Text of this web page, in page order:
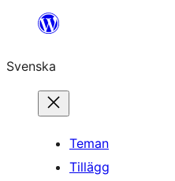
Hoppa
innehåll
Svenska
Teman
Tillägg